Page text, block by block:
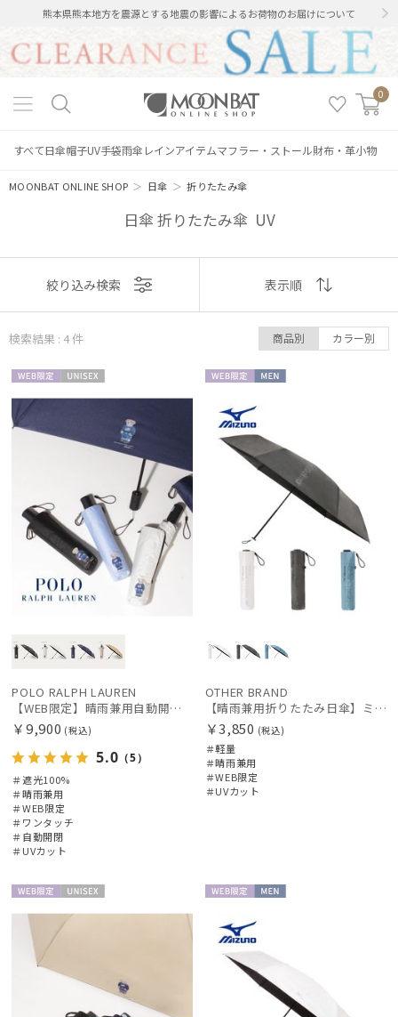
熊本県熊本地方を震源とする地震の影響によるお荷物のお届けについて
0
すべて日傘帽子UV手袋雨傘 レインアイテムマフラー・ストール財布・革小物
MOONBAT ONLINE SHOP ＞ 日傘 ＞折りたたみ傘
日傘 折りたたみ傘 UV
絞り込み
ブランド
傘機能
マフラー・ストール・スカーフ
帽子
その他
表示
おすすめ
価格の高い
人気順
売上点数順
お気に入り
絞り込み検索 表示順
検索結果 : 4件 商品別 カラー別
定
POLO RALPH LAUREN
【WEB限定】晴雨兼用自動開閉日傘 ポロ ラルフ ローレン（POLO RALPH LAUREN）ベア 遮光100 UV100 ワンタッチ開閉
￥9,900 (税込)
5.0 （5）
＃遮光100%
＃晴雨兼用
＃WEB限定
＃ワンタッチ
＃自動開閉
＃UVカット
OTHER BRAND
【晴雨兼用折りたたみ日傘】ミズノ（MIZUNO）ワンポイントロゴ 一級遮光99.99% 遮熱 UV99％以上 晴雨兼用 軽量
￥3,850 (税込)
＃軽量
＃晴雨兼用
＃WEB限定
＃UVカット
X